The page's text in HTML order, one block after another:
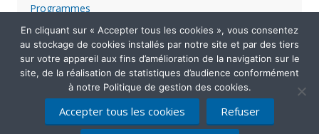
Programmes
Mentions légales Politique de confidentialité
En cliquant sur « Accepter tous les cookies », vous consentez
au stockage de cookies installés par notre site et par des tiers
sur votre appareil aux fins d’amélioration de la navigation sur le
site, de la réalisation de statistiques d’audience conformément
à notre Politique de gestion des cookies.
Accepter tous les cookies Refuser